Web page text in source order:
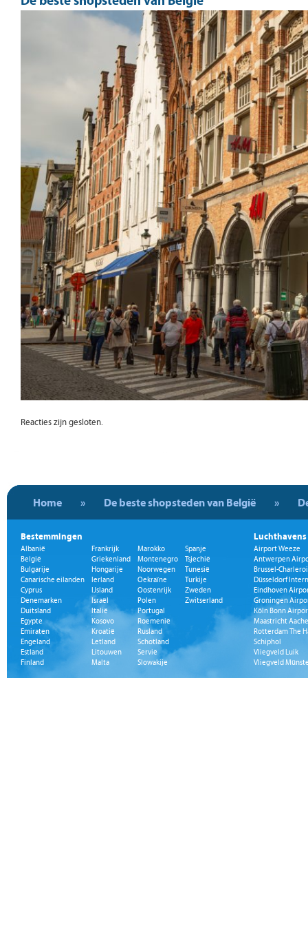
Reacties zijn gesloten.
Home » De beste shopsteden van België »
Bestemmingen
Albanië
België
Bulgarije
Canarische eilanden
Cyprus
Denemarken
Duitsland
Egypte
Emiraten
Engeland
Estland
Finland
Frankrijk
Griekenland
Hongarije
Ierland
IJsland
Israël
Italië
Kosovo
Kroatië
Letland
Litouwen
Malta
Marokko
Montenegro
Noorwegen
Oekraïne
Oostenrijk
Polen
Portugal
Roemenië
Rusland
Schotland
Servië
Slowakije
Spanje
Tsjechië
Tunesië
Turkije
Zweden
Zwitserland
Luchthavens
Airport Weeze
Antwerpen
Brussel-
Düsseldorf
Eindhoven
Groningen
Köln Bonn
Maastricht
Rotterdam The
Schiphol
Vliegveld Luik
Vliegveld